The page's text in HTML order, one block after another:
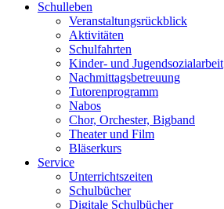
Schulleben
Veranstaltungsrückblick
Aktivitäten
Schulfahrten
Kinder- und Jugendsozialarbeit
Nachmittagsbetreuung
Tutorenprogramm
Nabos
Chor, Orchester, Bigband
Theater und Film
Bläserkurs
Service
Unterrichtszeiten
Schulbücher
Digitale Schulbücher